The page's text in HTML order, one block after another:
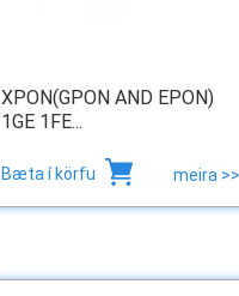
XPON(GPON AND EPON)
1GE 1FE...
Bæta í körfu meira >>